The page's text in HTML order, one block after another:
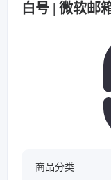
白号 | 微软邮
商品分类